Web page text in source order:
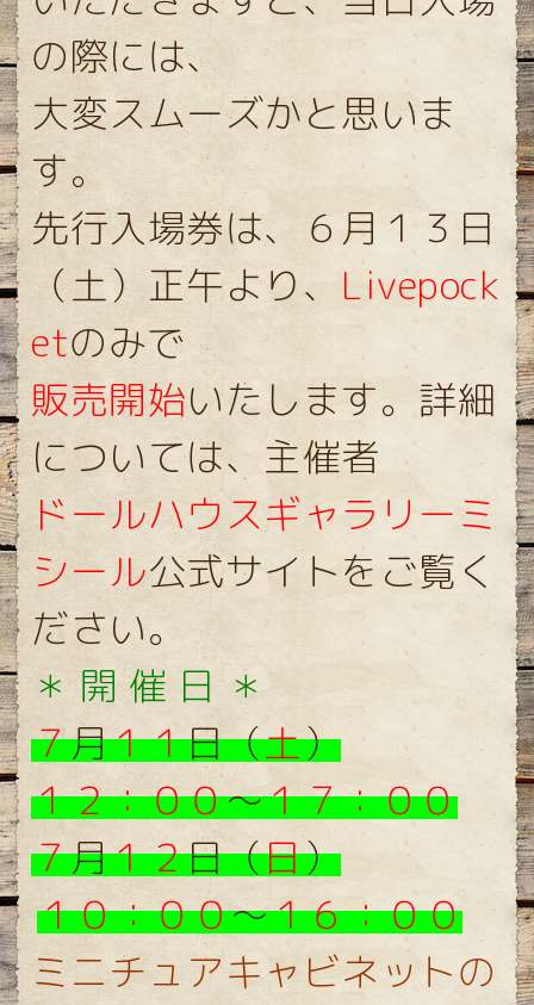
の際には、
大変スムーズかと思いま
す。
先行入場券は、６月１３日
（土）正午より、Livepock
etのみで
販売開始いたします。詳細
については、主催者
ドールハウスギャラリーミ
シール公式サイトをご覧く
ださい。
＊ 開 催 日 ＊
７月１１日（土）
１２：００〜１７：００
７月１２日（日）
１０：００〜１６：００
ミニチュアキャビネットの